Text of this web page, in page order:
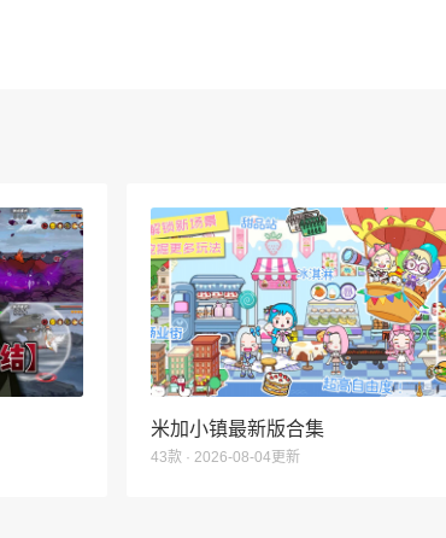
米加小镇最新版合集
43款 · 2026-08-04更新